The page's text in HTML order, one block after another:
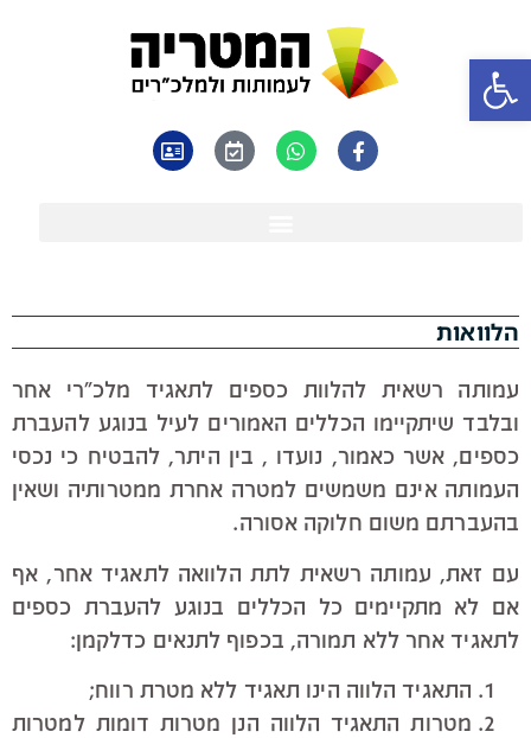
פתח סרגל נגישות
הלוואות
עמותה רשאית להלוות כספים לתאגיד מלכ"רי אחר
ובלבד שיתקיימו הכללים האמורים לעיל בנוגע להעברת
כספים, אשר כאמור, נועדו , בין היתר, להבטיח כי נכסי
העמותה אינם משמשים למטרה אחרת ממטרותיה ושאין
בהעברתם משום חלוקה אסורה.
עם זאת, עמותה רשאית לתת הלוואה לתאגיד אחר, אף
אם לא מתקיימים כל הכללים בנוגע להעברת כספים
לתאגיד אחר ללא תמורה, בכפוף לתנאים כדלקמן:
התאגיד הלווה הינו תאגיד ללא מטרת רווח;
מטרות התאגיד הלווה הנן מטרות דומות למטרות